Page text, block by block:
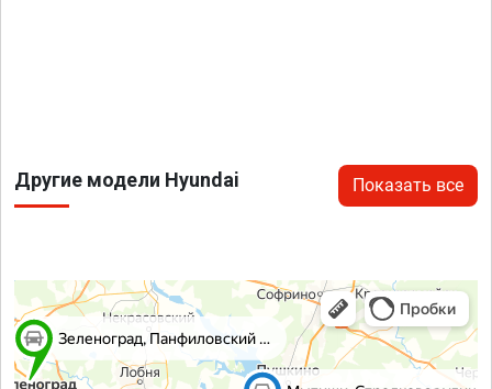
Другие модели Hyundai Показать все